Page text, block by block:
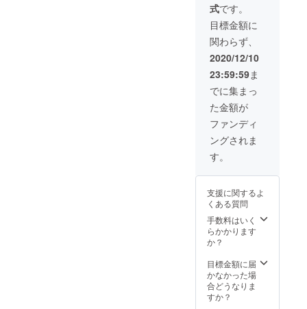
式です。
目標金額に
関わらず、
2020/12/10
23:59:59ま
でに集まっ
た金額が
ファンディ
ングされま
す。
支援に関するよ
くある質問
手数料はいく
らかかります
か？
目標金額に届
かなかった場
合どうなりま
すか？